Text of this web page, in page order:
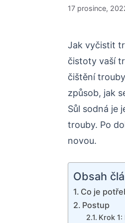
17 prosince,
Jak vyčistit
čistoty vaší
čištění
způsob, jak
Sůl sodná je
trouby. Po
novou.
Obsah
Co je
Postup
Krok 1: